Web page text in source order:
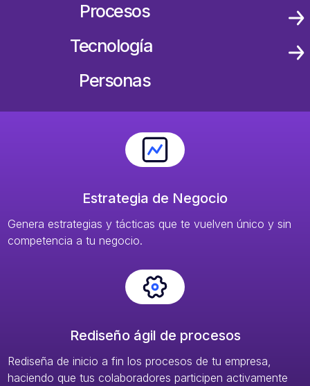
Procesos
Tecnología
Personas
Estrategia de Negocio
Genera estrategias y tácticas que te vuelven único y sin
competencia a tu negocio.
Rediseño ágil de procesos
Rediseña de inicio a fin los procesos de tu empresa,
haciendo que tus colaboradores participen activamente